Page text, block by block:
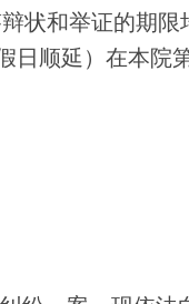
状和举证的期
日顺延）在本院